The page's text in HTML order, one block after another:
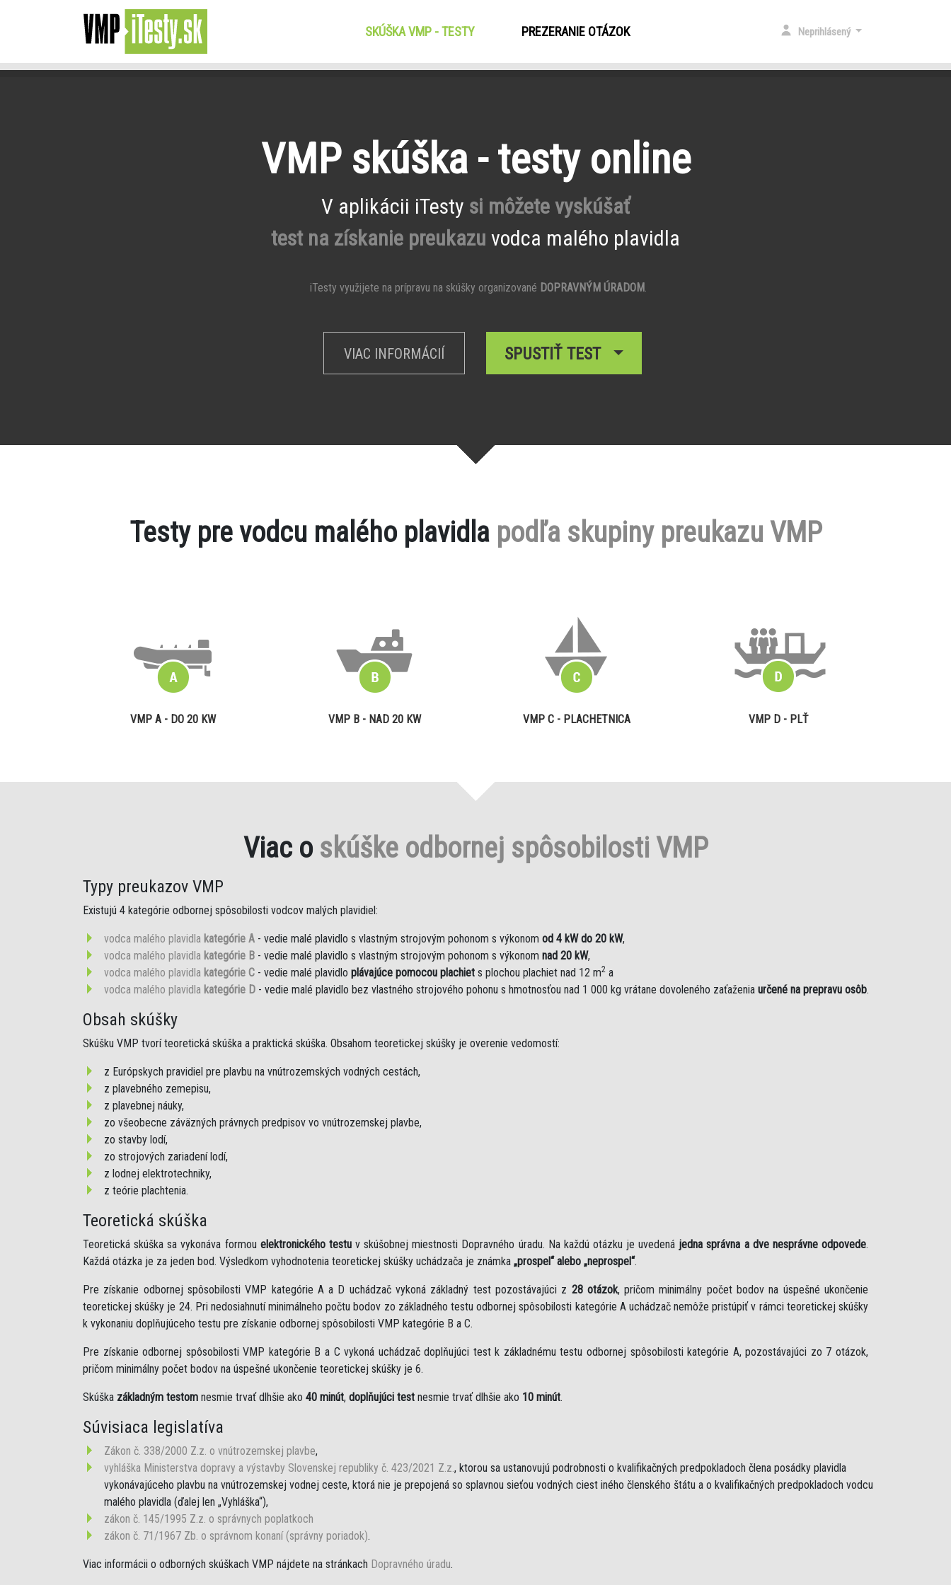
SKÚŠKA VMP - TESTY(CURRENT)PREZERANIE OTÁZOK Neprihlásený
VMP skúška - testy online
V aplikácii iTesty si môžete vyskúšať
test na získanie preukazu vodca malého plavidla
iTesty využijete na prípravu na skúšky organizované DOPRAVNÝM ÚRADOM.
VIAC INFORMÁCIÍ SPUSTIŤ TEST
Testy pre vodcu malého plavidla podľa skupiny preukazu VMP
VMP A - DO 20 KW VMP B - NAD 20 KW VMP C - PLACHETNICA VMP D - PLŤ
Viac o skúške odbornej spôsobilosti VMP
Typy preukazov VMP
Existujú 4 kategórie odbornej spôsobilosti vodcov malých plavidiel:
vodca malého plavidla kategórie A - vedie malé plavidlo s vlastným strojovým pohonom s výkonom od 4 kW do 20 kW,
vodca malého plavidla kategórie B - vedie malé plavidlo s vlastným strojovým pohonom s výkonom nad 20 kW,
vodca malého plavidla kategórie C - vedie malé plavidlo plávajúce pomocou plachiet s plochou plachiet nad 12 m2 a
vodca malého plavidla kategórie D - vedie malé plavidlo bez vlastného strojového pohonu s hmotnosťou nad 1 000 kg vrátane dovoleného zaťaženia určené na prepravu osôb.
Obsah skúšky
Skúšku VMP tvorí teoretická skúška a praktická skúška. Obsahom teoretickej skúšky je overenie vedomostí:
z Európskych pravidiel pre plavbu na vnútrozemských vodných cestách,
z plavebného zemepisu,
z plavebnej náuky,
zo všeobecne záväzných právnych predpisov vo vnútrozemskej plavbe,
zo stavby lodí,
zo strojových zariadení lodí,
z lodnej elektrotechniky,
z teórie plachtenia.
Teoretická skúška
Teoretická skúška sa vykonáva formou elektronického testuv skúšobnej miestnosti Dopravného úradu. Na každú otázku je uvedená jedna správna a dve nesprávne odpovede.
Každá otázka je za jeden bod. Výsledkom vyhodnotenia teoretickej skúšky uchádzača je známka „prospel“ alebo „neprospel“.
Pre získanie odbornej spôsobilosti VMP kategórie A a D uchádzač vykoná základný test pozostávajúci z 28 otázok, pričom minimálny počet bodov na úspešné ukončenie
teoretickej skúšky je 24. Pri nedosiahnutí minimálneho počtu bodov zo základného testu odbornej spôsobilosti kategórie A uchádzač nemôže pristúpiť v rámci teoretickej skúšky
k vykonaniu doplňujúceho testu pre získanie odbornej spôsobilosti VMP kategórie B a C.
Pre získanie odbornej spôsobilosti VMP kategórie B a C vykoná uchádzač doplňujúci test k základnému testu odbornej spôsobilosti kategórie A, pozostávajúci zo 7 otázok,
pričom minimálny počet bodov na úspešné ukončenie teoretickej skúšky je 6.
Skúška základným testom nesmie trvať dlhšie ako 40 minút, doplňujúci test nesmie trvať dlhšie ako 10 minút.
Súvisiaca legislatíva
Zákon č. 338/2000 Z.z. o vnútrozemskej plavbe,
vyhláška Ministerstva dopravy a výstavby Slovenskej republiky č. 423/2021 Z.z., ktorou sa ustanovujú podrobnosti o kvalifikačných predpokladoch člena posádky plavidla
vykonávajúceho plavbu na vnútrozemskej vodnej ceste, ktorá nie je prepojená so splavnou sieťou vodných ciest iného členského štátu a o kvalifikačných predpokladoch vodcu
malého plavidla (ďalej len „Vyhláška“),
zákon č. 145/1995 Z.z. o správnych poplatkoch
zákon č. 71/1967 Zb. o správnom konaní (správny poriadok).
Viac informácii o odborných skúškach VMP nájdete na stránkach Dopravného úradu.